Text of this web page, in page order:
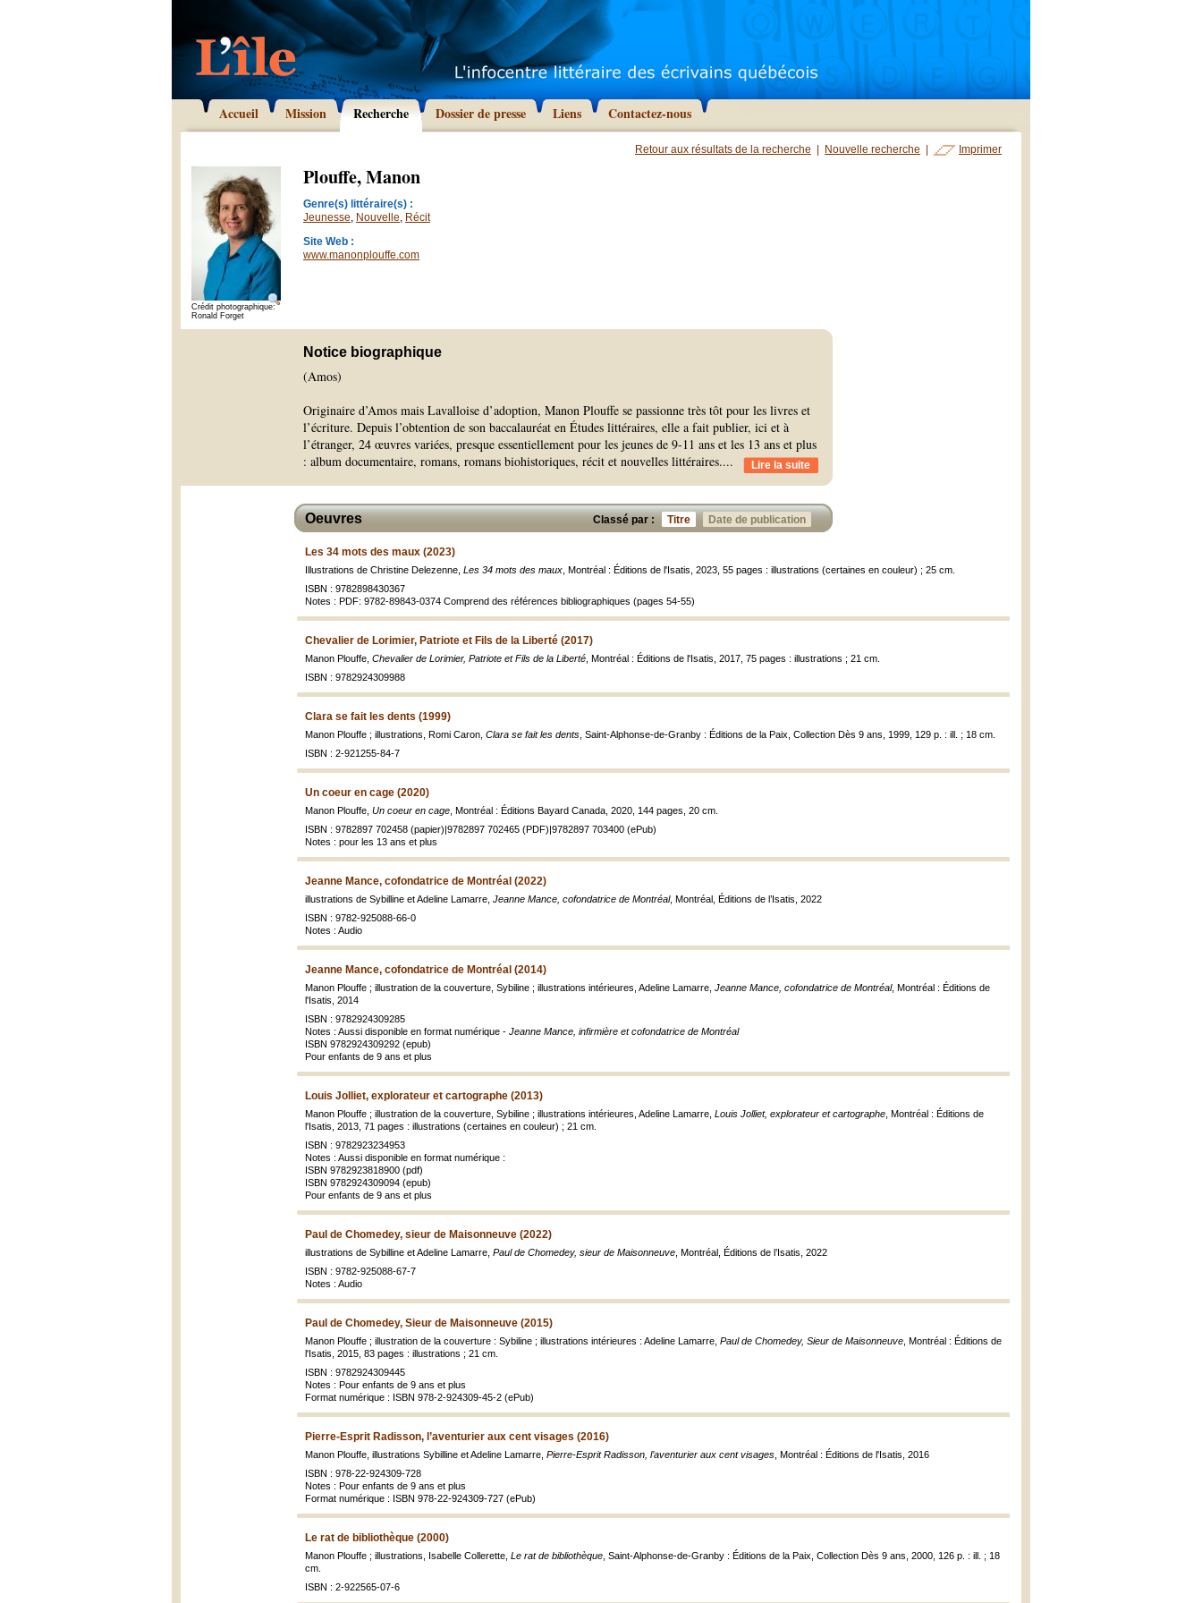
Accueil Mission Recherche Dossier de presse Liens Contactez-nous
Retour aux résultats de la recherche Nouvelle recherche Imprimer
Crédit photographique:
Ronald Forget
Plouffe, Manon
Genre(s) littéraire(s) :
Jeunesse, Nouvelle, Récit
Site Web :
www.manonplouffe.com
Notice biographique
(Amos)
Originaire d’Amos mais Lavalloise d’adoption, Manon Plouffe se passionne très tôt pour les livres et
l’écriture. Depuis l’obtention de son baccalauréat en Études littéraires, elle a fait publier, ici et à
l’étranger, 24 œuvres variées, presque essentiellement pour les jeunes de 9-11 ans et les 13 ans et plus
: album documentaire, romans, romans biohistoriques, récit et nouvelles littéraires.... Lire la suite
Classé par : Titre Date de publication
Oeuvres
Les 34 mots des maux (2023)
Illustrations de Christine Delezenne, Les 34 mots des maux , Montréal : Éditions de l'Isatis, 2023, 55 pages : illustrations (certaines en couleur) ; 25 cm.
ISBN : 9782898430367
Notes : PDF: 9782-89843-0374 Comprend des références bibliographiques (pages 54-55)
Chevalier de Lorimier, Patriote et Fils de la Liberté (2017)
Manon Plouffe, Chevalier de Lorimier, Patriote et Fils de la Liberté , Montréal : Éditions de l'Isatis, 2017, 75 pages : illustrations ; 21 cm.
ISBN : 9782924309988
Clara se fait les dents (1999)
Manon Plouffe ; illustrations, Romi Caron, Clara se fait les dents , Saint-Alphonse-de-Granby : Éditions de la Paix, Collection Dès 9 ans, 1999, 129 p. : ill. ; 18 cm.
ISBN : 2-921255-84-7
Un coeur en cage (2020)
Manon Plouffe, Un coeur en cage , Montréal : Éditions Bayard Canada, 2020, 144 pages, 20 cm.
ISBN : 9782897 702458 (papier)|9782897 702465 (PDF)|9782897 703400 (ePub)
Notes : pour les 13 ans et plus
Jeanne Mance, cofondatrice de Montréal (2022)
illustrations de Sybilline et Adeline Lamarre, Jeanne Mance, cofondatrice de Montréal, Montréal, Éditions de l’Isatis, 2022
ISBN : 9782-925088-66-0
Notes : Audio
Jeanne Mance, cofondatrice de Montréal (2014)
Manon Plouffe ; illustration de la couverture, Sybiline ; illustrations intérieures, Adeline Lamarre, Jeanne Mance, cofondatrice de Montréal, Montréal : Éditions de
l'Isatis, 2014
ISBN : 9782924309285
Notes : Aussi disponible en format numérique - Jeanne Mance, infirmière et cofondatrice de Montréal
ISBN 9782924309292 (epub)
Pour enfants de 9 ans et plus
Louis Jolliet, explorateur et cartographe (2013)
Manon Plouffe ; illustration de la couverture, Sybiline ; illustrations intérieures, Adeline Lamarre, Louis Jolliet, explorateur et cartographe , Montréal : Éditions de
l'Isatis, 2013, 71 pages : illustrations (certaines en couleur) ; 21 cm.
ISBN : 9782923234953
Notes : Aussi disponible en format numérique :
ISBN 9782923818900 (pdf)
ISBN 9782924309094 (epub)
Pour enfants de 9 ans et plus
Paul de Chomedey, sieur de Maisonneuve (2022)
illustrations de Sybilline et Adeline Lamarre, Paul de Chomedey, sieur de Maisonneuve , Montréal, Éditions de l’Isatis, 2022
ISBN : 9782-925088-67-7
Notes : Audio
Paul de Chomedey, Sieur de Maisonneuve (2015)
Manon Plouffe ; illustration de la couverture : Sybiline ; illustrations intérieures : Adeline Lamarre, Paul de Chomedey, Sieur de Maisonneuve , Montréal : Éditions de
l'Isatis, 2015, 83 pages : illustrations ; 21 cm.
ISBN : 9782924309445
Notes : Pour enfants de 9 ans et plus
Format numérique : ISBN 978-2-924309-45-2 (ePub)
Pierre-Esprit Radisson, l’aventurier aux cent visages (2016)
Manon Plouffe, illustrations Sybilline et Adeline Lamarre, Pierre-Esprit Radisson, l’aventurier aux cent visages , Montréal : Éditions de l'Isatis, 2016
ISBN : 978-22-924309-728
Notes : Pour enfants de 9 ans et plus
Format numérique : ISBN 978-22-924309-727 (ePub)
Le rat de bibliothèque (2000)
Manon Plouffe ; illustrations, Isabelle Collerette, Le rat de bibliothèque , Saint-Alphonse-de-Granby : Éditions de la Paix, Collection Dès 9 ans, 2000, 126 p. : ill. ; 18
cm.
ISBN : 2-922565-07-6